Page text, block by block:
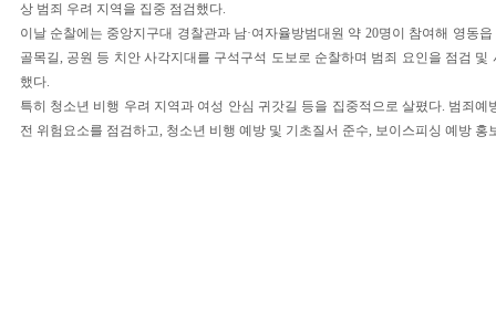
상 범죄 우려 지역을 집중 점검했다.
이날 순찰에는 중앙지구대 경찰관과 남·여자율방범대원 약 20명이 참여해 영동
골목길, 공원 등 치안 사각지대를 구석구석 도보로 순찰하며 범죄 요인을 점검 및
했다.
특히 청소년 비행 우려 지역과 여성 안심 귀갓길 등을 집중적으로 살폈다. 범죄예
전 위험요소를 점검하고, 청소년 비행 예방 및 기초질서 준수, 보이스피싱 예방 홍